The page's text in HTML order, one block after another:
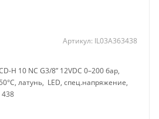
Артикул: IL03A363438
H 10 NC G3/8” 12VDC 0–200 бар,
латунь, LED, спец.напряжение,